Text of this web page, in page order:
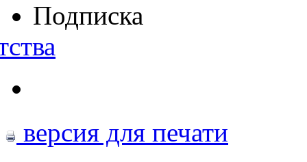
Подписка
версия для печати